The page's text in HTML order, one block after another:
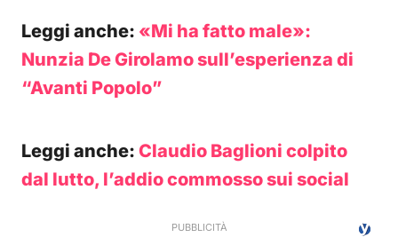
Leggi anche: «Mi ha fatto male»:
Nunzia De Girolamo sull’esperienza di
“Avanti Popolo”
Leggi anche: Claudio Baglioni colpito
dal lutto, l’addio commosso sui social